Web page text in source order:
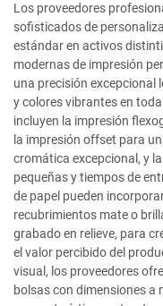
Los proveedores
sofisticados de
estándar en activos
modernas de impresión
una precisión
y colores vibrantes en
incluyen la impresión
la impresión offset para
cromática excepcional, y
pequeñas y tiempos de
de papel pueden
recubrimientos mate o
grabado en relieve, para
el valor percibido del
visual, los proveedores
bolsas con dimensiones a